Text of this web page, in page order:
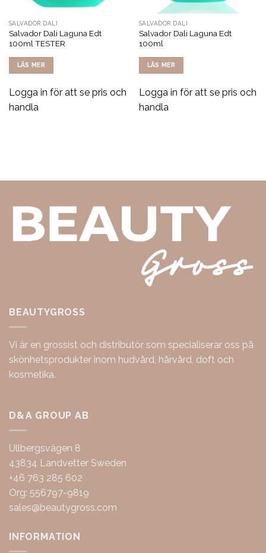
SALVADOR DALI
Salvador Dali Laguna Edt
100ml TESTER
LÄS MER
Logga in för att se pris och
handla
SALVADOR DALI
Salvador Dali Laguna Edt
100ml
LÄS MER
Logga in för att se pris och
handla
BEAUTYGROSS
Vi är en grossist och distributör som specialiserar oss på
skönhetsprodukter inom hudvård, hårvård, doft och
kosmetika.
D&A GROUP AB
Ullbergsvägen 8
43834 Landvetter Sweden
+46 763 285 602
Org: 556797-9819
sales@beautygross.com
INFORMATION